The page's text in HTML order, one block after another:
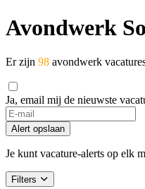
Avondwerk
Er zijn 98 avondwerk
Ja, email mij de nieuwste
Alert opslaan
Je kunt vacature-alerts op elk
Filters